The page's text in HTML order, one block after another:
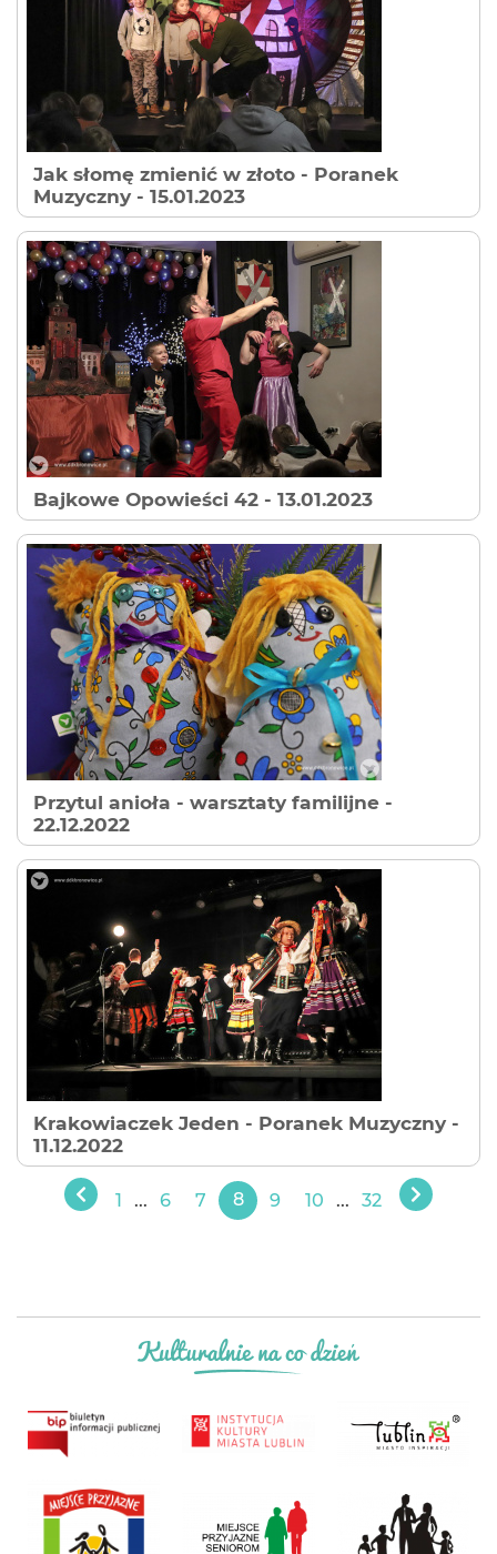
Jak słomę zmienić w złoto - Poranek
Muzyczny - 15.01.2023
Bajkowe Opowieści 42 - 13.01.2023
Przytul anioła - warsztaty familijne -
22.12.2022
Krakowiaczek Jeden - Poranek Muzyczny -
11.12.2022
Poprzedni
1 ... 6 7 8 9 10 ... 32